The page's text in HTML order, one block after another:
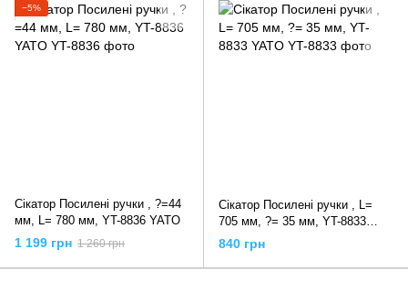
−5%
Сікатор Посилені ручки , ?=44
мм, L= 780 мм, YT-8836 YATO
1 199 грн 1 260 грн
Сікатор Посилені ручки , L=
705 мм, ?= 35 мм, YT-8833
YATO
840 грн